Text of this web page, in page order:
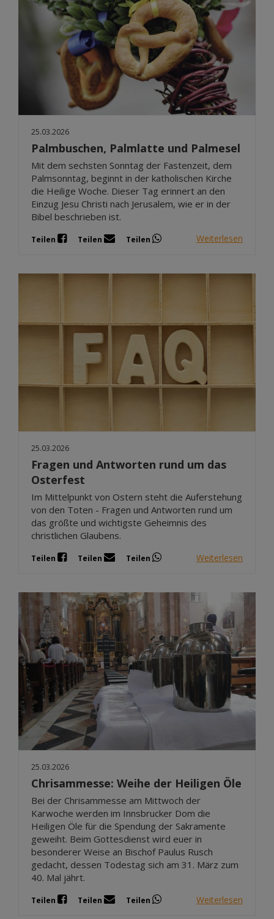
25.03.2026
Palmbuschen, Palmlatte und Palmesel
Mit dem sechsten Sonntag der Fastenzeit, dem
Palmsonntag, beginnt in der katholischen Kirche
die Heilige Woche. Dieser Tag erinnert an den
Einzug Jesu Christi nach Jerusalem, wie er in der
Bibel beschrieben ist.
Teilen Teilen Teilen Weiterlesen
25.03.2026
Fragen und Antworten rund um das
Osterfest
Im Mittelpunkt von Ostern steht die Auferstehung
von den Toten - Fragen und Antworten rund um
das größte und wichtigste Geheimnis des
christlichen Glaubens.
Teilen Teilen Teilen Weiterlesen
25.03.2026
Chrisammesse: Weihe der Heiligen Öle
Bei der Chrisammesse am Mittwoch der
Karwoche werden im Innsbrucker Dom die
Heiligen Öle für die Spendung der Sakramente
geweiht. Beim Gottesdienst wird euer in
besonderer Weise an Bischof Paulus Rusch
gedacht, dessen Todestag sich am 31. März zum
40. Mal jährt.
Teilen Teilen Teilen Weiterlesen